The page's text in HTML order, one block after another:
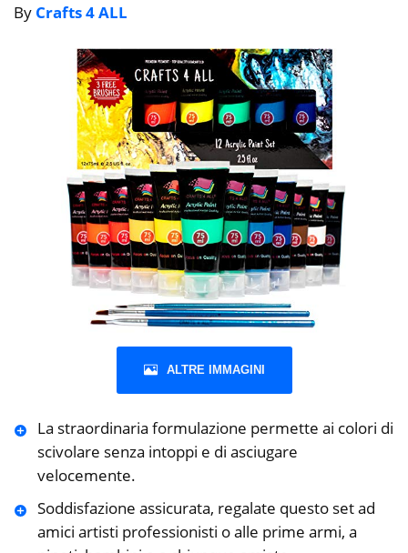
By Crafts 4 ALL
ALTRE IMMAGINI
La straordinaria formulazione permette ai colori di
scivolare senza intoppi e di asciugare
velocemente.
Soddisfazione assicurata, regalate questo set ad
amici artisti professionisti o alle prime armi, a